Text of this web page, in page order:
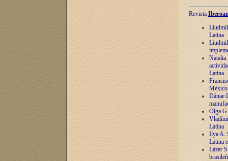
Revista
Latina
Natalia
Latina
México
Dánae
Olga
Latina
Ilya A.
Latina
Lázar